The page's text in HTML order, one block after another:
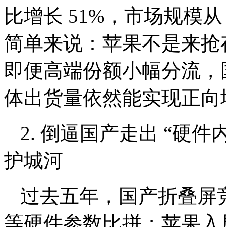
比增长 51%，市场规模
简单来说：苹果不是来
即便高端份额小幅分流
体出货量依然能实现正向
2. 倒逼国产走出 “硬件
护城河
过去五年，国产折叠屏